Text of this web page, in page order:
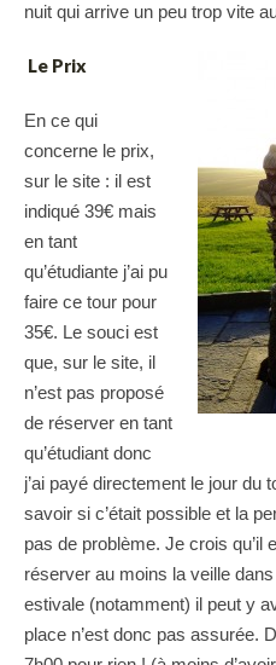
nuit qui arrive un peu trop vite
Le Prix
En ce qui
concerne le prix,
sur le site : il est
indiqué 39€ mais
en tant
qu’étudiante j’ai pu
faire ce tour pour
35€. Le souci est
que, sur le site, il
n’est pas proposé
de réserver en tant
qu’étudiant donc
j’ai payé directement le jour du
savoir si c’était possible et la
pas de problème. Je crois qu’il
réserver au moins la veille
estivale (notamment) il peut y
place n’est donc pas assurée.